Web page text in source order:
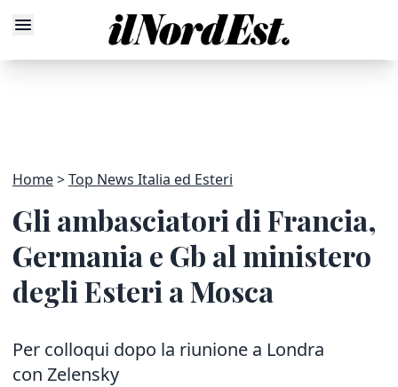
Home Top News Italia ed Esteri
Gli ambasciatori di Francia,
Germania e Gb al ministero
degli Esteri a Mosca
Per colloqui dopo la riunione a Londra
con Zelensky